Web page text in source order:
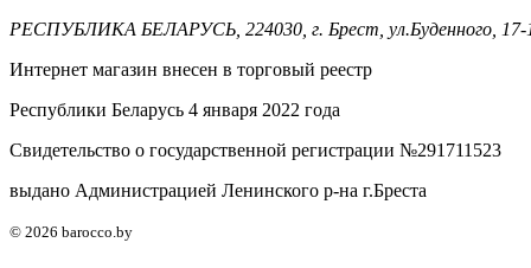
РЕСПУБЛИКА БЕЛАРУСЬ, 224030, г. Брест, ул.Буденного, 17-
Интернет магазин внесен в торговый реестр
Республики Беларусь 4 января 2022 года
Свидетельство о государственной регистрации №291711523
выдано Администрацией Ленинского р-на г.Бреста
© 2026 barocco.by